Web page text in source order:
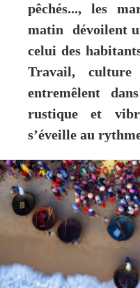
pêchés..., les
matin dévoilent
celui des
Travail,
entremêlent
rustique et
s’éveille au